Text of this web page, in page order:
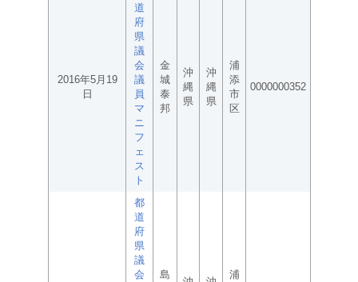
2016年5月19
日
道
府
県
議
会
議
員
マ
ニ
フ
ェ
ス
ト
金
城
泰
邦
沖
縄
県
沖
縄
県
浦
添
市
区
0000000352
都
道
府
県
議
会
島 浦